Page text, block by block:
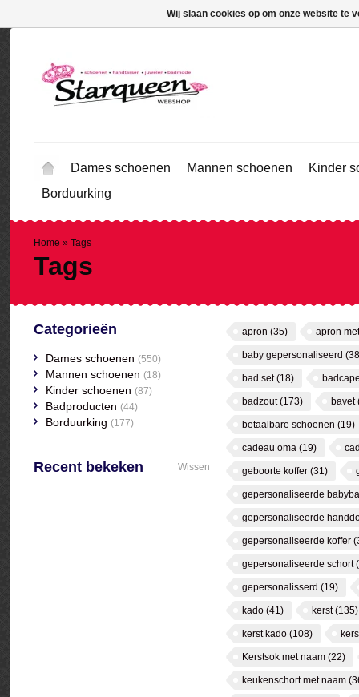
Dames schoenen Mannen schoenen
Kinder
Borduurking
Home » Tags
Tags
apron (35) apron
baby gepersonaliseerd
bad set(18)
badzout(173) bavet
betaalbare schoenen (19)
cadeau oma (19)
geboorte koffer (31)
gepersonaliseerde
gepersonaliseerde
gepersonaliseerde koffer
gepersonaliseerde schort
gepersonalisserd (19)
kado (41) kerst(135)
kerst kado (108)
Kerstsok met naam (22)
keukenschort met naam
Categorieën
Dames schoenen (550)
Mannen schoenen (18)
Kinder schoenen (87)
Badproducten (44)
Borduurking (177)
Recent bekeken Wissen
Wij slaan cookies op om onze website te